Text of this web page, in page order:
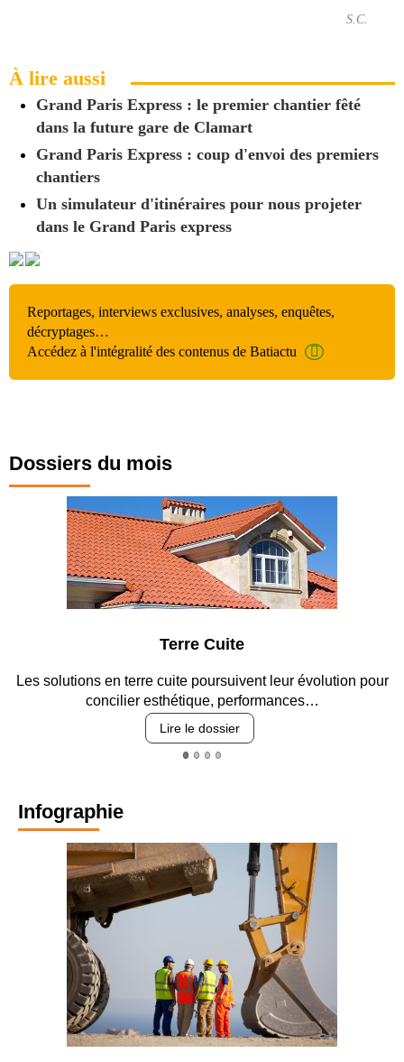
S.C.
À lire aussi
Grand Paris Express : le premier chantier fêté
dans la future gare de Clamart
Grand Paris Express : coup d'envoi des premiers
chantiers
Un simulateur d'itinéraires pour nous projeter
dans le Grand Paris express
Reportages, interviews exclusives, analyses, enquêtes,
décryptages…
Accédez à l'intégralité des contenus de Batiactu
Dossiers du mois
Entre circulation, sécurisation des accès, durabilité
revêtements et intégration…
Lire le dossier
Infographie